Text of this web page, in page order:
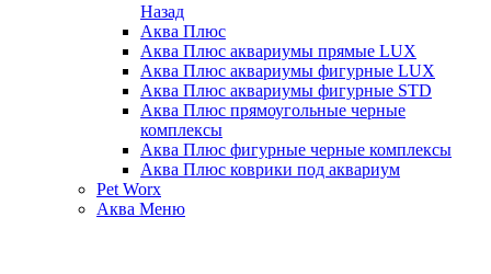
Назад
Аква Плюс
Аква Плюс аквариумы прямые LUX
Аква Плюс аквариумы фигурные LUX
Аква Плюс аквариумы фигурные STD
Аква Плюс прямоугольные черные
комплексы
Аква Плюс фигурные черные комплексы
Аква Плюс коврики под аквариум
Pet Worx
Аква Меню